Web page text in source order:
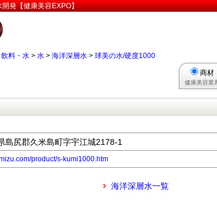
発【健康美容EXPO】
飲料・水 > 水 > 海洋深層水 > 球美の水/硬度1000
商材
健康美容業
尻郡久米島町字宇江城2178-1
product/s-kumi1000.htm
海洋深層水一覧